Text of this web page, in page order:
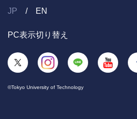
JP EN
PC表示切り替え
©Tokyo University of Technology